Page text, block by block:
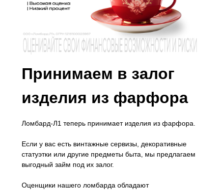
Принимаем в залог
изделия из фарфора
Ломбард-Л1 теперь принимает изделия из фарфора.
Если у вас есть винтажные сервизы, декоративные
статуэтки или другие предметы быта, мы предлагаем
выгодный займ под их залог.
Оценщики нашего ломбарда обладают